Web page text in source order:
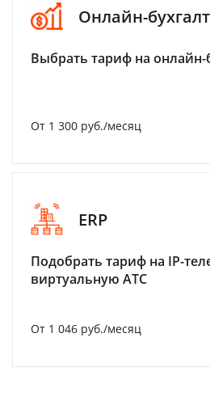
Онлайн-
Выбрать тариф на онлайн-
От 1 300 руб./месяц
ERP
Подобрать тариф на IP-
виртуальную АТС
От 1 046 руб./месяц